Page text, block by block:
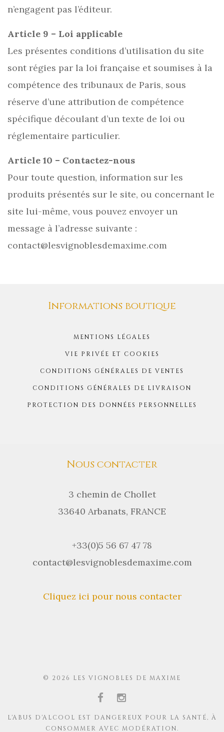
n’engagent pas l’éditeur.
Article 9 – Loi applicable
Les présentes conditions d’utilisation du site
sont régies par la loi française et soumises à la
compétence des tribunaux de Paris, sous
réserve d’une attribution de compétence
spécifique découlant d’un texte de loi ou
réglementaire particulier.
Article 10 – Contactez-nous
Pour toute question, information sur les
produits présentés sur le site, ou concernant le
site lui-même, vous pouvez envoyer un
message à l’adresse suivante :
contact@lesvignoblesdemaxime.com
Informations boutique
MENTIONS LÉGALES
VIE PRIVÉE ET COOKIES
CONDITIONS GÉNÉRALES DE VENTES
CONDITIONS GÉNÉRALES DE LIVRAISON
PROTECTION DES DONNÉES PERSONNELLES
Nous contacter
3 chemin de Chollet
33640 Arbanats, FRANCE
+33(0)5 56 67 47 78
contact@lesvignoblesdemaxime.com
Cliquez ici pour nous contacter
© 2026 LES VIGNOBLES DE MAXIME
L'ABUS D'ALCOOL EST DANGEREUX POUR LA SANTÉ, À
CONSOMMER AVEC MODÉRATION.